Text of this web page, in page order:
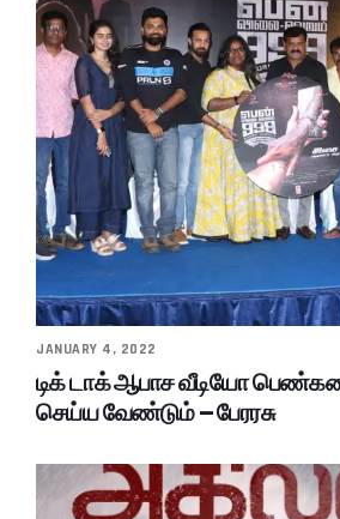
JANUARY 4, 2022
டிக் டாக் ஆபாச வீடியோ
செய்ய வேண்டும் – பேரரசு